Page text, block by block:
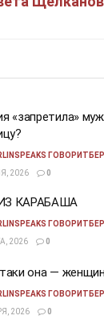
«запретила»
2026
0
КАРАБАША
2026
0
она —
2026
0